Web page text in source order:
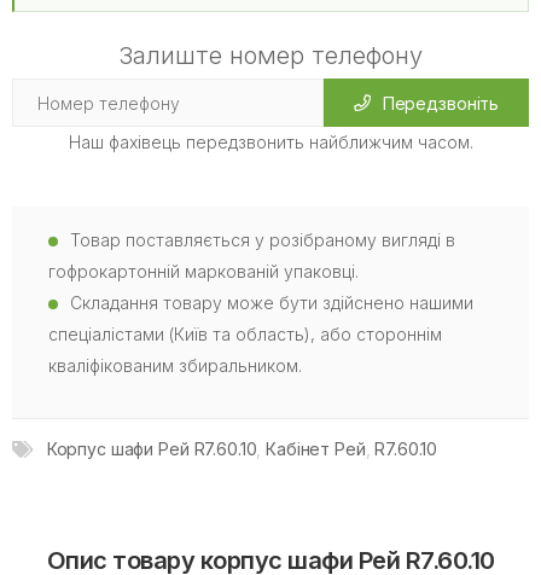
Залиште номер телефону
Передзвоніть
Наш фахівець передзвонить найближчим часом.
Товар поставляється у розібраному вигляді в
гофрокартонній маркованій упаковці.
Складання товару може бути здійснено нашими
спеціалістами (Київ та область), або стороннім
кваліфікованим збиральником.
Корпус шафи Рей R7.60.10 ,Кабінет Рей ,R7.60.10
Опис товару корпус шафи Рей R7.60.10